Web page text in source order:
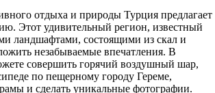
отдыха и природы Турция предлагает
Этот удивительный регион, известный
ландшафтами, состоящими из скал и
незабываемые впечатления. В
совершить горячий воздушный шар,
по пещерному городу Гереме,
и сделать уникальные фотографии.